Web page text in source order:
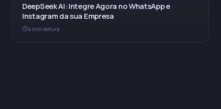
DeepSeek AI: Integre Agora no WhatsApp e
Instagram da sua Empresa
4 min leitura